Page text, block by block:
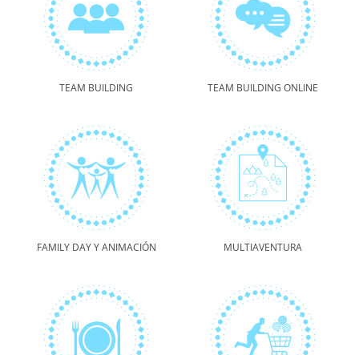
TEAM BUILDING TEAM BUILDING ONLINE
FAMILY DAY Y ANIMACIÓN MULTIAVENTURA